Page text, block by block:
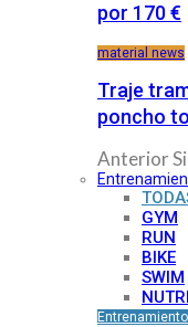
por 170 €
material news
Traje
poncho
Anterior
GYM
RUN
BIKE
SWIM
Entrenamiento